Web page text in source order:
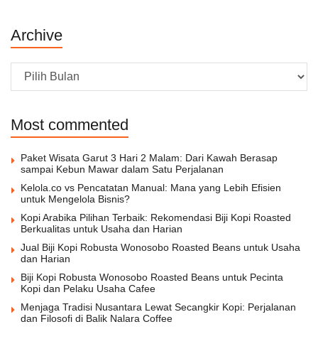
Archive
Archive
Most commented
Paket Wisata Garut 3 Hari 2 Malam: Dari Kawah Berasap
sampai Kebun Mawar dalam Satu Perjalanan
Kelola.co vs Pencatatan Manual: Mana yang Lebih Efisien
untuk Mengelola Bisnis?
Kopi Arabika Pilihan Terbaik: Rekomendasi Biji Kopi Roasted
Berkualitas untuk Usaha dan Harian
Jual Biji Kopi Robusta Wonosobo Roasted Beans untuk Usaha
dan Harian
Biji Kopi Robusta Wonosobo Roasted Beans untuk Pecinta
Kopi dan Pelaku Usaha Cafee
Menjaga Tradisi Nusantara Lewat Secangkir Kopi: Perjalanan
dan Filosofi di Balik Nalara Coffee